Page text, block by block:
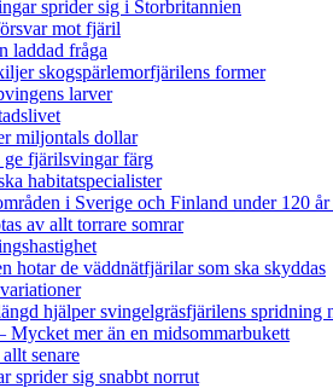
sprider sig i Storbritannien
mot fjäril
laddad fråga
skogspärlemorfjärilens former
larver
miljontals dollar
fjärilsvingar färg
habitatspecialister
i Sverige och Finland under 120 år
av allt torrare somrar
hotar de väddnätfjärilar som ska skyddas
hjälper svingelgräsfjärilens spridning
Mycket mer än en midsommarbukett
senare
sprider sig snabbt norrut